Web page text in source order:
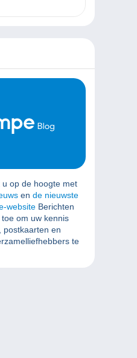
op de hoogte met
en de nieuwste
website Berichten
toe om uw kennis
postkaarten en
te